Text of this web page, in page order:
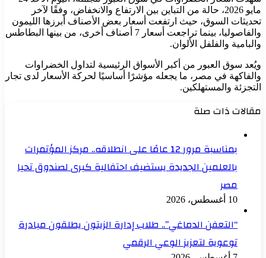
مايو 2026، حالة من التباين بين الارتفاع والانخفاض، وفقًا لآخر
تحديثات السوق، حيث ارتفعت أسعار بعض الأصناف أبرزها الليمون
والفاصوليا، بينما تراجعت أسعار 7 أصناف أخرى، من بينها البطاطس
والبامية والفلفل الألوان.
ويُعد سوق العبور من أكبر الأسواق الرئيسية لتداول الخضراوات
والفاكهة في مصر، ما يجعله مؤشرًا أساسيًا لحركة الأسعار لدى تجار
التجزئة والمستهلكين.
مقالات ذات صلة
بمناسبة مرور 12 عامًا على انطلاقه.. مركز المؤتمرات
بالعلمين الجديدة يستضيف احتفالية كبرى لصندوق تحيا
مصر
10 أغسطس، 2026
“التعفن الدماغي”.. طلاب إدارة الزيتون يطلقون مبادرة
توعوية لتعزيز الوعي الرقمي